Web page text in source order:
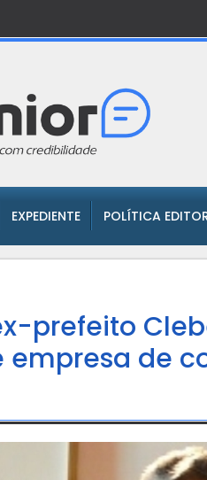
EXPEDIENTE POLÍTICA
prefeito
empresa de